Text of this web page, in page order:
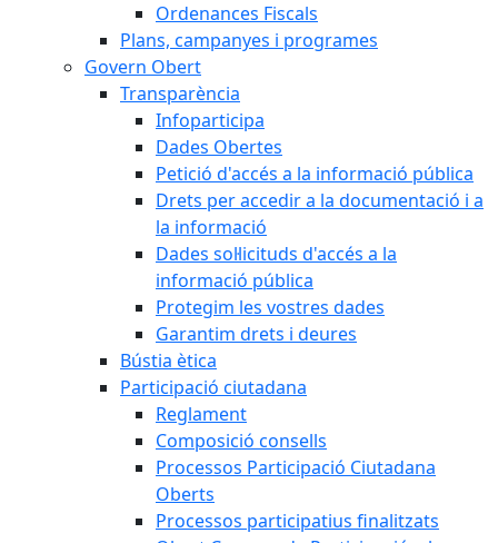
Ordenances Fiscals
Plans, campanyes i programes
Govern Obert
Transparència
Infoparticipa
Dades Obertes
Petició d'accés a la informació pública
Drets per accedir a la documentació i a
la informació
Dades sol·licituds d'accés a la
informació pública
Protegim les vostres dades
Garantim drets i deures
Bústia ètica
Participació ciutadana
Reglament
Composició consells
Processos Participació Ciutadana
Oberts
Processos participatius finalitzats